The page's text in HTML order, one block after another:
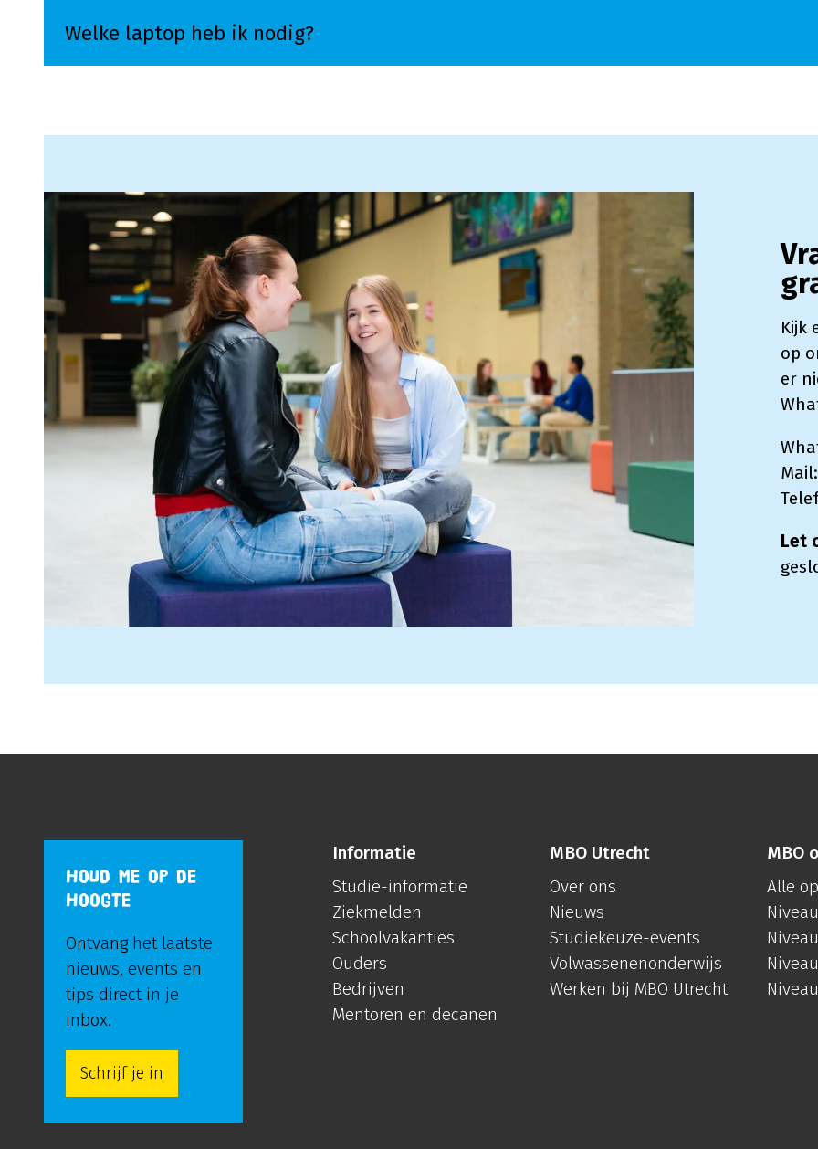
Welke laptop heb ik nodig?
Kijk
op
er
Mail:
Let
HOUD ME OP DE
HOOGTE
Ontvang het laatste
nieuws, events en
tips direct in je
inbox.
Schrijf je in
Informatie
Studie-informatie
Ziekmelden
Schoolvakanties
Ouders
Bedrijven
Mentoren en decanen
MBO Utrecht
Over ons
Nieuws
Studiekeuze-events
Volwassenenonderwijs
Werken bij MBO Utrecht
MBO
Alle